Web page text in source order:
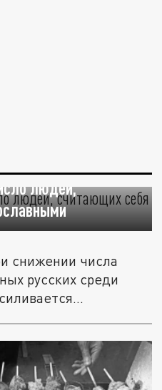
людей,
снижении числа
русских среди